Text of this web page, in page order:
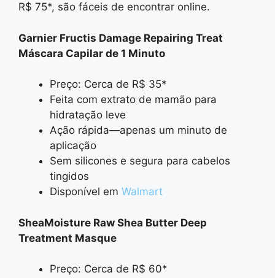
R$ 75*, são fáceis de encontrar online.
Garnier Fructis Damage Repairing Treat
Máscara Capilar de 1 Minuto
Preço: Cerca de R$ 35*
Feita com extrato de mamão para
hidratação leve
Ação rápida—apenas um minuto de
aplicação
Sem silicones e segura para cabelos
tingidos
Disponível em Walmart
SheaMoisture Raw Shea Butter Deep
Treatment Masque
Preço: Cerca de R$ 60*